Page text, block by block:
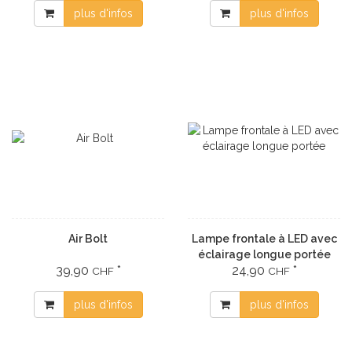
plus d'infos plus d'infos
Air Bolt
39,90 CHF*
plus d'infos
Lampe frontale à LED avec
éclairage longue portée
24,90 CHF*
plus d'infos